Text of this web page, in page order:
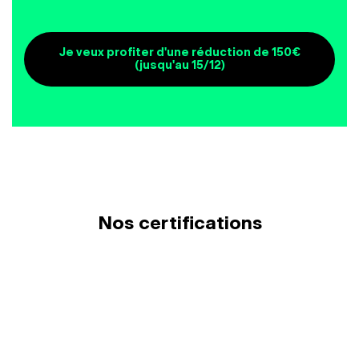
Je veux profiter d'une réduction de 150€
(jusqu'au 15/12)
Nos certifications